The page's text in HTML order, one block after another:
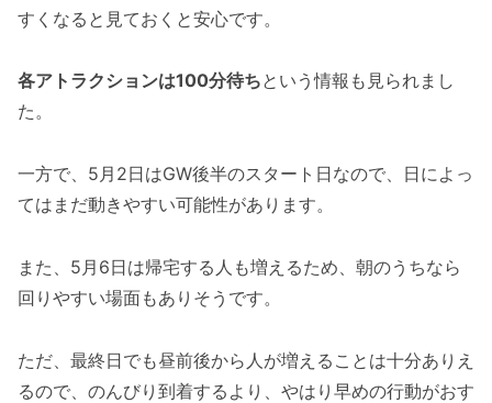
すくなると見ておくと安心です。
各アトラクションは100分待ちという情報も見られまし
た。
一方で、5月2日はGW後半のスタート日なので、日によっ
てはまだ動きやすい可能性があります。
また、5月6日は帰宅する人も増えるため、朝のうちなら
回りやすい場面もありそうです。
ただ、最終日でも昼前後から人が増えることは十分ありえ
るので、のんびり到着するより、やはり早めの行動がおす